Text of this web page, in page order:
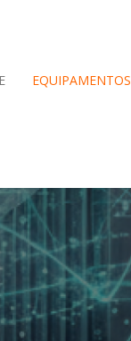
EQUIPAMENTOS